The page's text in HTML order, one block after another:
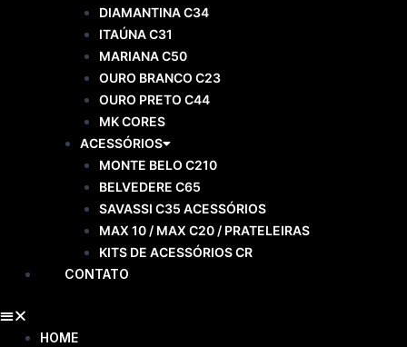
DIAMANTINA C34
ITAÚNA C31
MARIANA C50
OURO BRANCO C23
OURO PRETO C44
MK CORES
ACESSÓRIOS
MONTE BELO C210
BELVEDERE C65
SAVASSI C35 ACESSÓRIOS
MAX 10 / MAX C20 / PRATELEIRAS
KITS DE ACESSÓRIOS CR
CONTATO
HOME